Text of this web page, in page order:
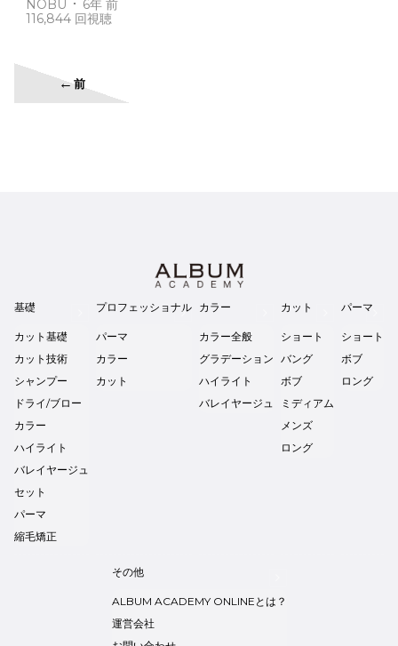
NOBU
6年 前
116,844
←前
基礎
カット基礎
カット技術
シャンプー
ドライ/ブロー
カラー
ハイライト
バレイヤージュ
セット
パーマ
縮毛矯正
プロフェッショナル
パーマ
カラー
カット
カラー
カラー全般
グラデーション
ハイライト
バレイヤージュ
カット
ショート
バング
ボブ
ミディアム
メンズ
ロング
パーマ
ショート
ボブ
ロング
その他
ALBUM ACADEMY ONLINEとは？
運営会社